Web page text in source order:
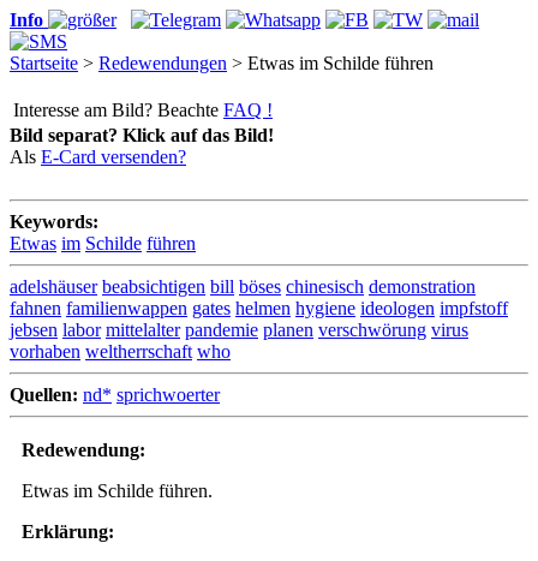
Info
Startseite > Redewendungen > Etwas im Schilde führen
Interesse am Bild? Beachte FAQ !
Bild separat? Klick auf das Bild!
Als E-Card versenden?
Keywords:
Etwas im Schilde führen
adelshäuser beabsichtigen bill böses chinesisch demonstration
fahnen familienwappen gates helmen hygiene ideologen impfstoff
jebsen labor mittelalter pandemie planen verschwörung virus
vorhaben weltherrschaft who
Quellen: nd* sprichwoerter
Redewendung:
Etwas im Schilde führen.
Erklärung: